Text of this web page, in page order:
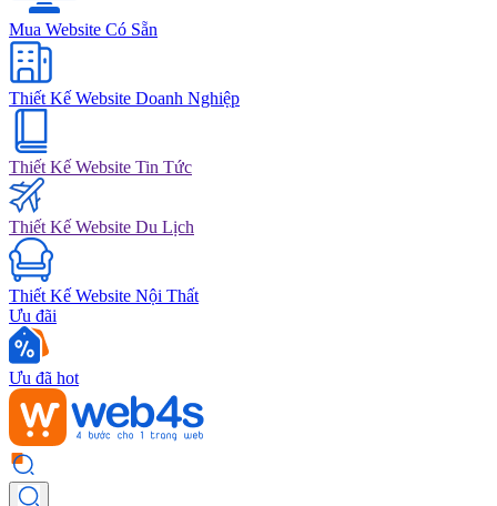
Mua Website Có Sẵn
Thiết Kế Website Doanh Nghiệp
Thiết Kế Website Tin Tức
Thiết Kế Website Du Lịch
Thiết Kế Website Nội Thất
Ưu đãi
Ưu đã hot